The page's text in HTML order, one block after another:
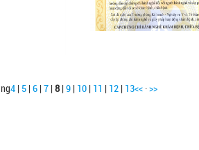
4| 5| 6| 7| 8| 9| 10| 11 | 12| 13<<·>>